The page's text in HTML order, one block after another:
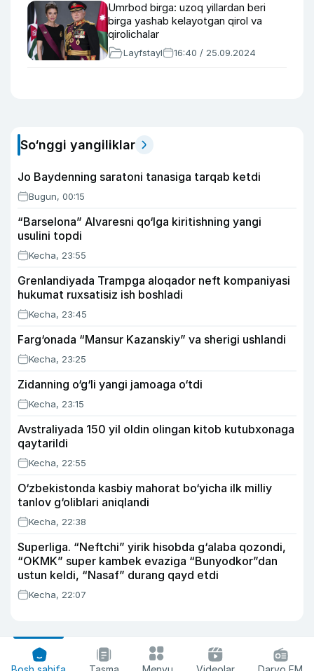
Umrbod birga: uzoq yillardan beri
birga yashab kelayotgan qirol va
qirolichalar
Layfstayl 16:40 / 25.09.2024
So‘nggi yangiliklar
Jo Baydenning saratoni tanasiga tarqab ketdi
Bugun, 00:15
“Barselona” Alvaresni qo‘lga kiritishning yangi
usulini topdi
Kecha, 23:55
Grenlandiyada Trampga aloqador neft kompaniyasi
hukumat ruxsatisiz ish boshladi
Kecha, 23:45
Farg‘onada “Mansur Kazanskiy” va sherigi ushlandi
Kecha, 23:25
Zidanning o‘g‘li yangi jamoaga o‘tdi
Kecha, 23:15
Avstraliyada 150 yil oldin olingan kitob kutubxonaga
qaytarildi
Kecha, 22:55
O‘zbekistonda kasbiy mahorat bo‘yicha ilk milliy
tanlov g‘oliblari aniqlandi
Kecha, 22:38
Superliga. “Neftchi” yirik hisobda g‘alaba qozondi,
“OKMK” super kambek evaziga “Bunyodkor”dan
ustun keldi, “Nasaf” durang qayd etdi
Kecha, 22:07